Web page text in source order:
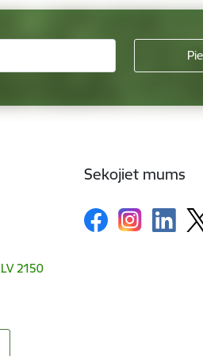
2150
Sekojiet mums